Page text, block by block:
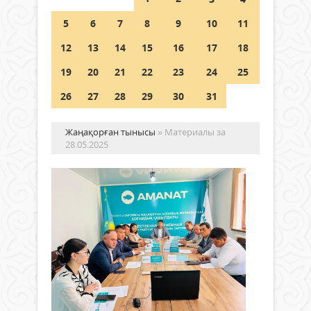
мыңнан астам көрерменнің
қауіпсіздігін қамтамасыз етті
06 тамыз 2026 ж.
5
6 7 8 9 10
11
12
13 14 15 16 17
18
19
20 21 22 23 24
25
26
27 28 29 30 31
Жаңақорған тынысы » Материалы за
28.05.2025
Жаңалықтар
28 мамыр
2025 ж.
268
Толығырақ